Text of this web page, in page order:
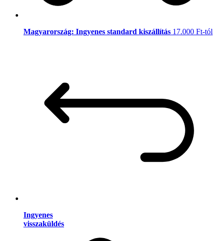
Magyarország: Ingyenes standard kiszállítás 17.000 Ft-tól
Ingyenes
visszaküldés